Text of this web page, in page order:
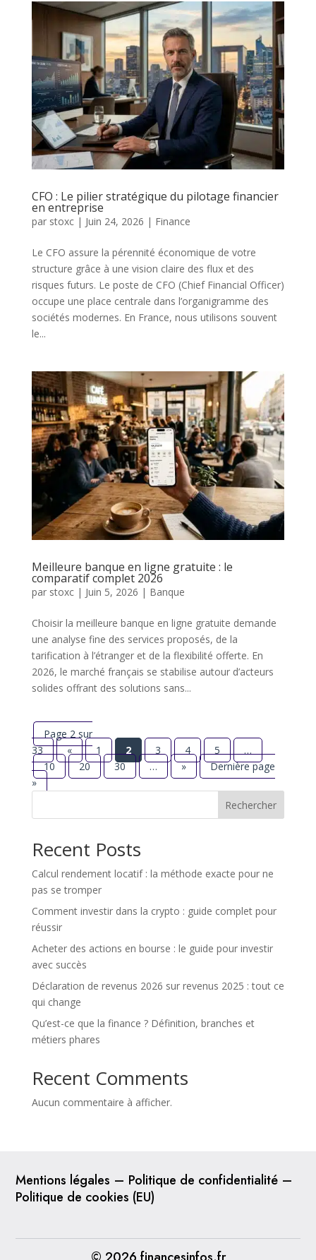
CFO : Le pilier stratégique du pilotage financier
en entreprise
par stoxc| Juin 24, 2026 | Finance
Le CFO assure la pérennité économique de votre
structure grâce à une vision claire des flux et des
risques futurs. Le poste de CFO (Chief Financial Officer)
occupe une place centrale dans l’organigramme des
sociétés modernes. En France, nous utilisons souvent
le...
Meilleure banque en ligne gratuite : le
comparatif complet 2026
par stoxc| Juin 5, 2026 | Banque
Choisir la meilleure banque en ligne gratuite demande
une analyse fine des services proposés, de la
tarification à l’étranger et de la flexibilité offerte. En
2026, le marché français se stabilise autour d’acteurs
solides offrant des solutions sans...
Page 2 sur
33
« 1 2 3 4 5
…
10
20 30 … »
Dernière page
»
Rechercher
Recent Posts
Calcul rendement locatif : la méthode exacte pour ne
pas se tromper
Comment investir dans la crypto : guide complet pour
réussir
Acheter des actions en bourse : le guide pour investir
avec succès
Déclaration de revenus 2026 sur revenus 2025 : tout ce
qui change
Qu’est-ce que la finance ? Définition, branches et
métiers phares
Recent Comments
Aucun commentaire à afficher.
Mentions légales – Politique de confidentialité –
Politique de cookies (EU)